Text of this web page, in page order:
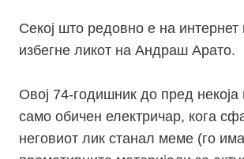
Секој што редовно е на
избегне ликот на Андраш Арато.
Овој 74-годишник до пред некоја
само обичен електричар, кога
неговиот лик станал меме (го